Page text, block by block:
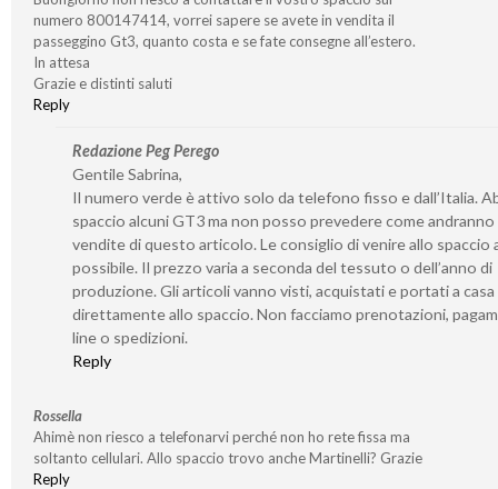
numero 800147414, vorrei sapere se avete in vendita il
passeggino Gt3, quanto costa e se fate consegne all’estero.
In attesa
Grazie e distinti saluti
Reply
Redazione Peg Perego
Gentile Sabrina,
Il numero verde è attivo solo da telefono fisso e dall’Italia.
spaccio alcuni GT3 ma non posso prevedere come andranno
vendite di questo articolo. Le consiglio di venire allo spaccio
possibile. Il prezzo varia a seconda del tessuto o dell’anno di
produzione. Gli articoli vanno visti, acquistati e portati a casa
direttamente allo spaccio. Non facciamo prenotazioni,
line o spedizioni.
Reply
Rossella
Ahimè non riesco a telefonarvi perché non ho rete fissa ma
soltanto cellulari. Allo spaccio trovo anche Martinelli? Grazie
Reply